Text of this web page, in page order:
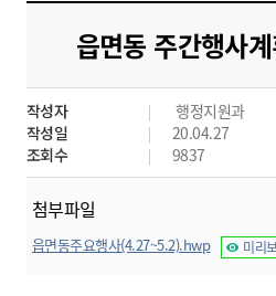
도
시
군
산
읍면동 주간행사
작성자
행정지원과
작성일
20.04.27
조회수
9837
첨부파일
읍면동주요행사(4.27~5.2).hwp 미리